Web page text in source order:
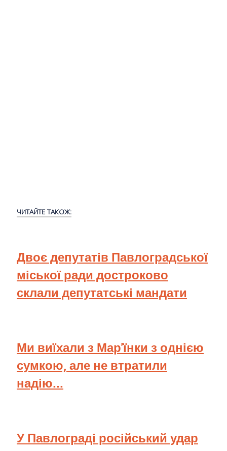
ЧИТАЙТЕ ТАКОЖ:
Двоє депутатів Павлоградської
міської ради достроково
склали депутатські мандати
Ми виїхали з Мар'їнки з однією
сумкою, але не втратили
надію...
У Павлограді російський удар